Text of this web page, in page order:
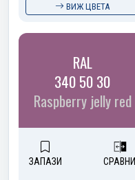
ВИЖ ЦВЕТА
RAL
340 50 30
Raspberry jelly red
ЗАПАЗИ СРАВНИ